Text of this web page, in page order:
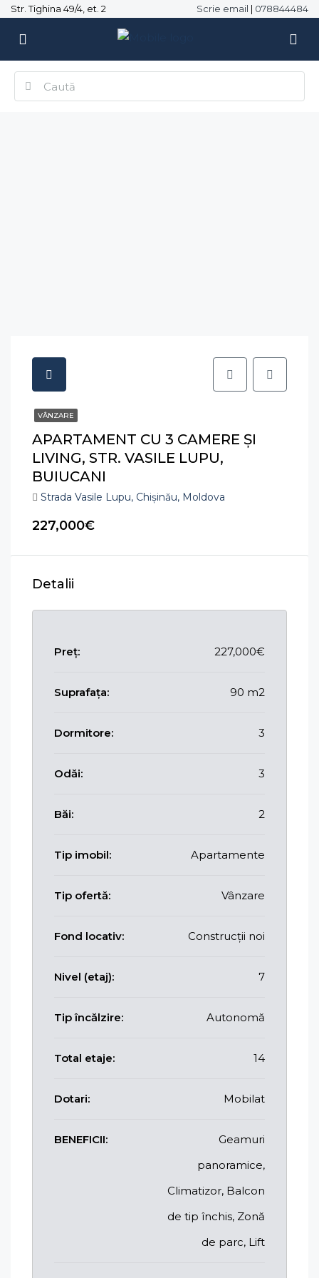
Str. Tighina 49/4, et. 2 Scrie email | 078844484
VÂNZARE
APARTAMENT CU 3 CAMERE ȘI
LIVING, STR. VASILE LUPU,
BUIUCANI
Strada Vasile Lupu, Chișinău, Moldova
227,000€
Detalii
Preț: 227,000€
Suprafața: 90 m2
Dormitore: 3
Odăi: 3
Băi: 2
Tip imobil: Apartamente
Tip ofertă: Vânzare
Fond locativ: Construcții noi
Nivel (etaj): 7
Tip încălzire: Autonomă
Total etaje: 14
Dotari: Mobilat
BENEFICII:
Geamuri
panoramice,
Climatizor, Balcon
de tip închis, Zonă
de parc, Lift